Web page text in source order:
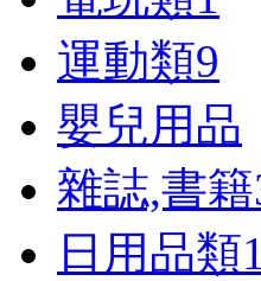
運動類9
嬰兒用品
雜誌,書籍
日用品類